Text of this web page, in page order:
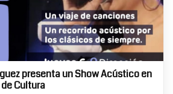
presenta un Show Acústico en
Cultura